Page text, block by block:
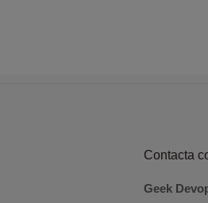
Contacta
Geek